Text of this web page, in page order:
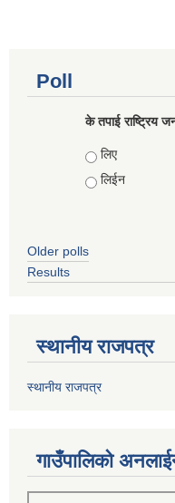
Poll
के तपाई राष्ट्रिय
Choices
लिए
लिईन
Older polls
Results
स्थानीय राजपत्र
स्थानीय राजपत्र
गाउँपालिको